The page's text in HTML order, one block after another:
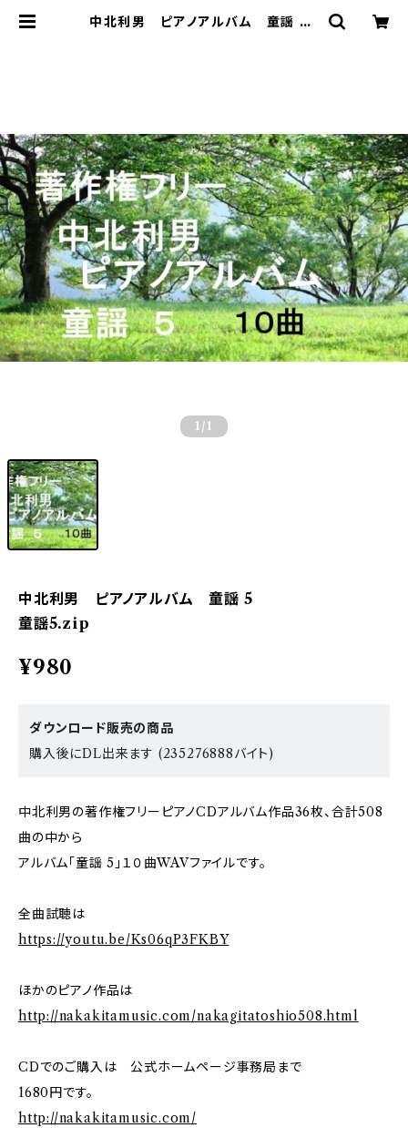
中北利男 ピアノアルバム 童謡 5 |
1 /1
中北利男 ピアノアルバム 童謡 5
童謡5.zip
¥980
ダウンロード販売の商品
購入後にDL出来ます (235276888バイト)
中北利男の著作権フリーピアノCDアルバム作品36枚、合計508
曲の中から
アルバム「童謡 5」１０曲WAVファイルです。
全曲試聴は
https://youtu.be/Ks06qP3FKBY
ほかのピアノ作品は
http://nakakitamusic.com/nakagitatoshio508.html
CDでのご購入は 公式ホームページ事務局まで
1680円です。
http://nakakitamusic.com/